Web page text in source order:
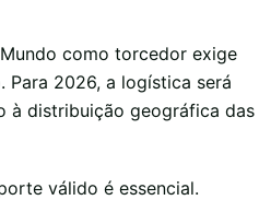
como torcedor exige
Para 2026, a logística será
à distribuição geográfica das
válido é essencial.